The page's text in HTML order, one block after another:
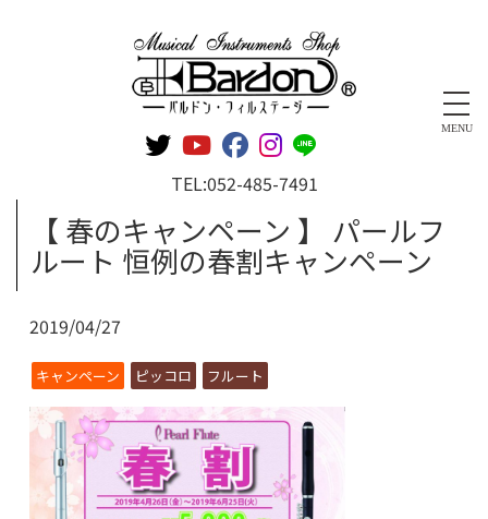
MENU
TEL:052-485-7491
【 春のキャンペーン 】 パールフ
ルート 恒例の春割キャンペーン
2019/04/27
キャンペーン ピッコロ フルート